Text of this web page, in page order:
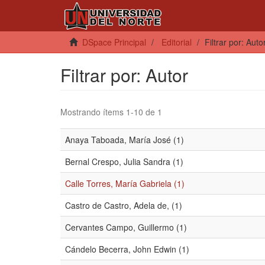
DSpace Principal Editorial Filtrar por:
Filtrar por: Autor
Mostrando ítems 1-10 de 1
Anaya Taboada, María José (1)
Bernal Crespo, Julia Sandra (1)
Calle Torres, María Gabriela (1)
Castro de Castro, Adela de, (1)
Cervantes Campo, Guillermo (1)
Cándelo Becerra, John Edwin (1)